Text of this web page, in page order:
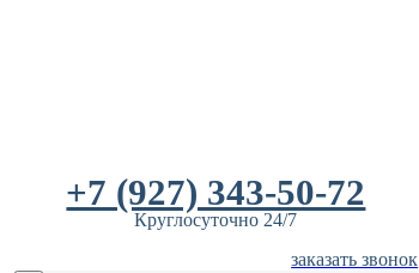
+7 (927) 343-50-72
Круглосуточно 24/7
заказать звонок